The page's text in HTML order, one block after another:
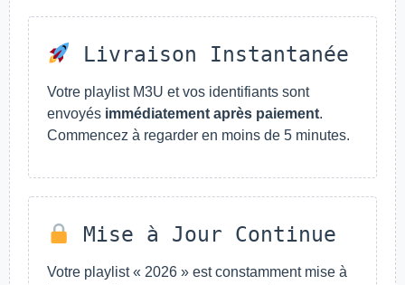
Livraison Instantanée
Votre playlist M3U et vos identifiants sont
envoyés immédiatement après paiement.
Commencez à regarder en moins de 5 minutes.
Mise à Jour Continue
Votre playlist « 2026 » est constamment mise à